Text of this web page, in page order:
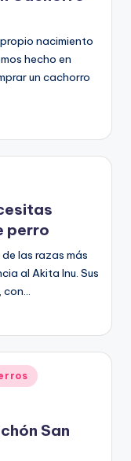
nacimiento
hecho en
un cachorro
perro
las razas más
al Akita Inu. Sus
con…
San